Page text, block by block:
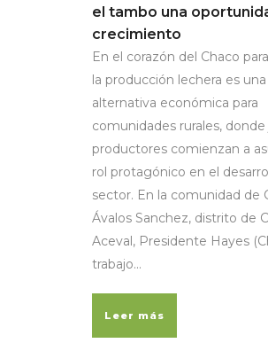
el tambo una
crecimiento
En el corazón del Chaco
la producción lechera es una
alternativa económica para
comunidades rurales,
productores comienzan a
rol protagónico en el
sector. En la comunidad de
Ávalos Sanchez, distrito de
Aceval, Presidente Hayes
trabajo...
Leer más